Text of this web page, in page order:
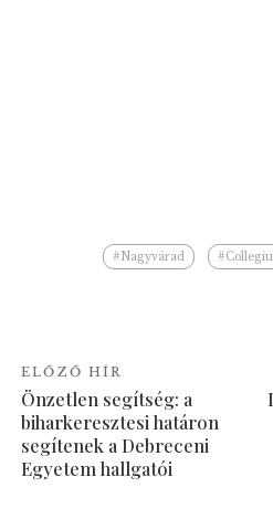
#Nagyvárad
ELŐZŐ HÍR
Önzetlen segítség: a
biharkeresztesi határon
segítenek a Debreceni
Egyetem hallgatói